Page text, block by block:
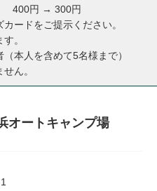
円 → 300円
ードをご提示ください。
。
本人を含めて5名様まで）
ん。
オートキャンプ場